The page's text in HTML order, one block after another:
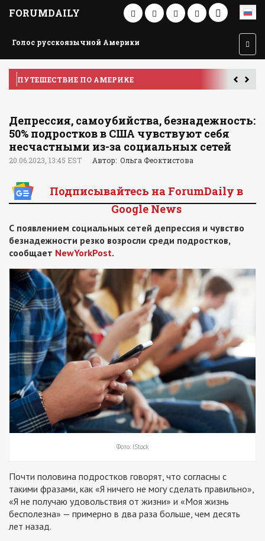
FORUMDAILY
Голос русскоязычной Америки
ПУТЕШЕСТВИЕ ПО АМЕРИКЕ
Депрессия, самоубийства, безнадежность:
50% подростков в США чувствуют себя
несчастными из-за социальных сетей
20.06.2023, 13:45 EST Автор: Ольга Феоктистова
Подписывайтесь на ForumDaily в
Google News
С появлением социальных сетей депрессия и чувство
безнадежности резко возросли среди подростков,
сообщает NewYorkPost.
Фото: IStock
Почти половина подростков говорят, что согласны с
такими фразами, как «Я ничего не могу сделать правильно»,
«Я не получаю удовольствия от жизни» и «Моя жизнь
бесполезна» — примерно в два раза больше, чем десять
лет назад.